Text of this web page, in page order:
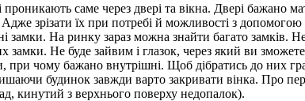
саме через двері та вікна. Двері бажано
Адже зрізати їх при потребі й можливості з
замки. На ринку зараз можна знайти багато
замки. Не буде зайвим і глазок, через який ви
при чому бажано внутрішні. Щоб дібратись до них
будинок завжди варто закривати вінка. Про
кинутий з верхнього поверху недопалок).